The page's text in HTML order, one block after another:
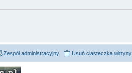
Usuń ciasteczka witryny
Zespół administracyjny